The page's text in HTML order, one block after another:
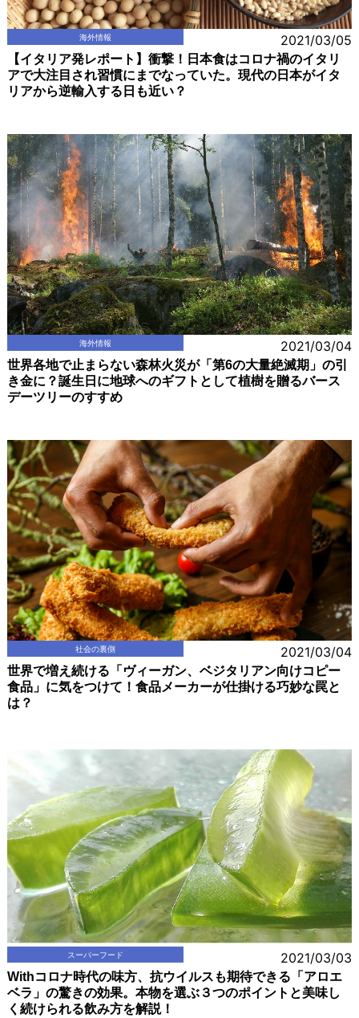
海外情報 2021/03/05
【イタリア発レポート】衝撃！日本食はコロナ禍のイタリ
アで大注目され習慣にまでなっていた。現代の日本がイタ
リアから逆輸入する日も近い？
海外情報 2021/03/04
世界各地で止まらない森林火災が「第6の大量絶滅期」の引
き金に？誕生日に地球へのギフトとして植樹を贈るバース
デーツリーのすすめ
社会の裏側 2021/03/04
世界で増え続ける「ヴィーガン、ベジタリアン向けコピー
食品」に気をつけて！食品メーカーが仕掛ける巧妙な罠と
は？
スーパーフード 2021/03/03
Withコロナ時代の味方、抗ウイルスも期待できる「アロエ
ベラ」の驚きの効果。本物を選ぶ３つのポイントと美味し
く続けられる飲み方を解説！